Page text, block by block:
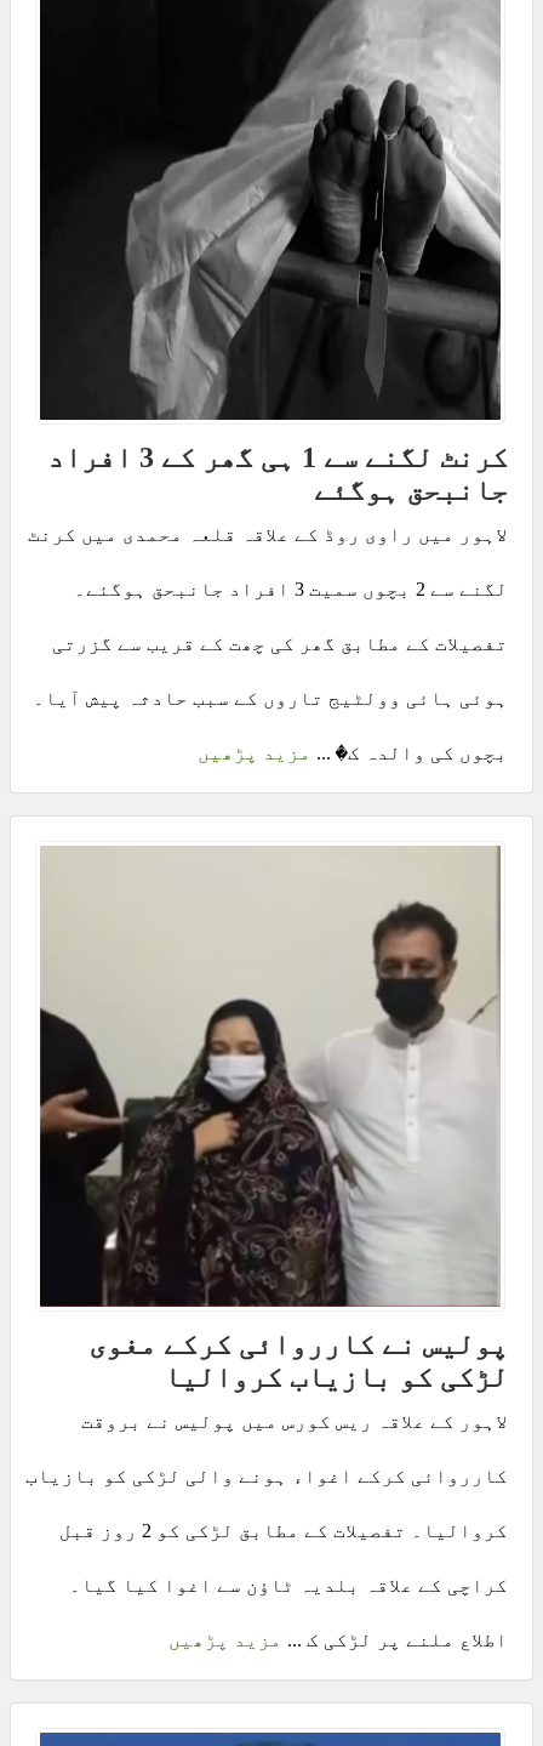
کرنٹ لگنے سے 1 ہی گھر کے 3 افراد
جانبحق ہوگئے
لاہور میں راوی روڈ کے علاقہ قلعہ محمدی میں کرنٹ
لگنے سے 2 بچوں سمیت 3 افراد جانبحق ہوگئے۔
تفصیلات کے مطابق گھر کی چھت کے قریب سے گزرتی
ہوئی ہائی وولٹیج تاروں کے سبب حادثہ پیش آیا۔
بچوں کی والدہ ک� ... مزید پڑھیں
پولیس نے کارروائی کرکے مغوی
لڑکی کو بازیاب کروالیا
لاہور کے علاقہ ریس کورس میں پولیس نے بروقت
کارروائی کرکے اغواء ہونے والی لڑکی کو بازیاب
کروالیا۔ تفصیلات کے مطابق لڑکی کو 2 روز قبل
کراچی کے علاقہ بلدیہ ٹاؤن سے اغوا کیا گیا۔
اطلاع ملنے پر لڑکی ک ... مزید پڑھیں